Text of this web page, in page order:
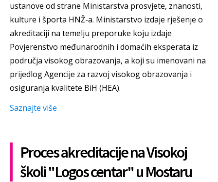
ustanove od strane Ministarstva prosvjete, znanosti,
kulture i športa HNŽ-a. Ministarstvo izdaje rješenje o
akreditaciji na temelju preporuke koju izdaje
Povjerenstvo međunarodnih i domaćih eksperata iz
područja visokog obrazovanja, a koji su imenovani na
prijedlog Agencije za razvoj visokog obrazovanja i
osiguranja kvalitete BiH (HEA).
Saznajte više
Proces akreditacije na Visokoj
školi "Logos centar" u Mostaru